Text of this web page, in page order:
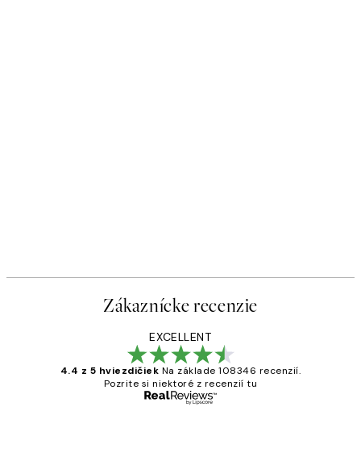
Zákaznícke recenzie
EXCELLENT
4.4 z 5 hviezdičiek Na základe 108346 recenzií.
Pozrite si niektoré z recenzií tu